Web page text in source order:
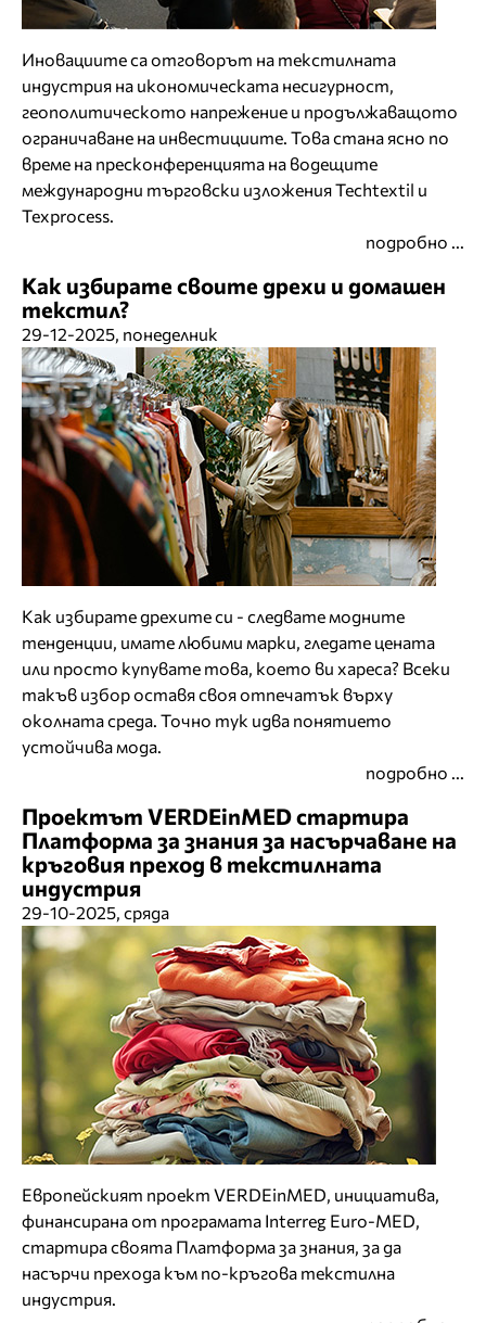
Иновациите са отговорът на текстилната
индустрия на икономическата несигурност,
геополитическото напрежение и продължаващото
ограничаване на инвестициите. Това стана ясно по
време на пресконференцията на водещите
международни търговски изложения Techtextil и
Texprocess.
подробно ...
Как избирате своите дрехи и домашен
текстил?
29-12-2025, понеделник
Как избирате дрехите си - следвате модните
тенденции, имате любими марки, гледате цената
или просто купувате това, което ви хареса? Всеки
такъв избор оставя своя отпечатък върху
околната среда. Точно тук идва понятието
устойчива мода.
подробно ...
Проектът VERDEinMED стартира
Платформа за знания за насърчаване на
кръговия преход в текстилната
индустрия
29-10-2025, сряда
Европейският проект VERDEinMED, инициатива,
финансирана от програмата Interreg Euro-MED,
стартира своята Платформа за знания, за да
насърчи прехода към по-кръгова текстилна
индустрия.